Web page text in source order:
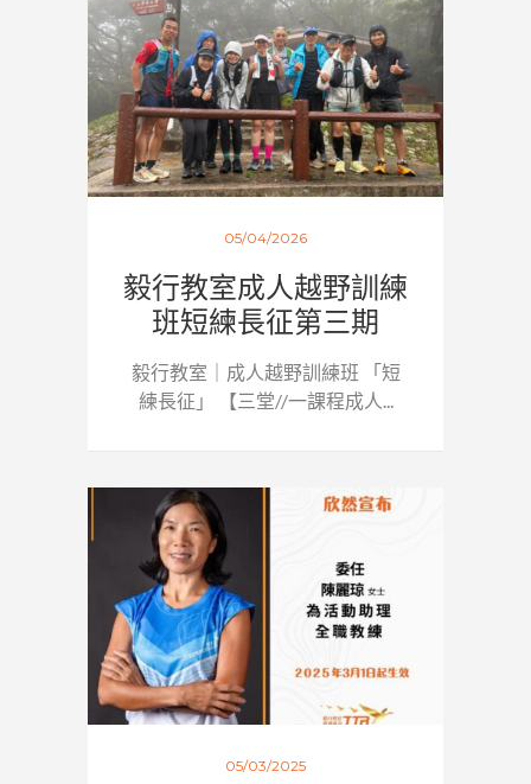
05/04/2026
毅行教室成人越野訓練
班短練長征第三期
毅行教室｜成人越野訓練班 「短
練長征」 【三堂//一課程成人...
05/03/2025